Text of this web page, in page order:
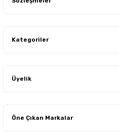
Kategoriler
Üyelik
Öne Çıkan Markalar